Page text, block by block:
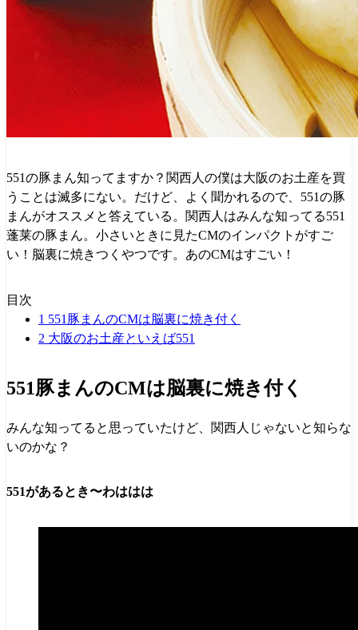
551の豚まん知ってますか？関西人の僕は大阪のお土産を買
うことは滅多にない。だけど、よく聞かれるので、551の豚
まんがオススメと答えている。関西人はみんな知ってる551
蓬莱の豚まん。小さいときに見たCMのインパクトがすご
い！脳裏に焼きつくやつです。あのCMはすごい！
目次
1 551豚まんのCMは脳裏に焼き付く
2 大阪のお土産といえば551
551豚まんのCMは脳裏に焼き付く
みんな知ってると思っていたけど、関西人じゃないと知らな
いのかな？
551があるとき〜わははは